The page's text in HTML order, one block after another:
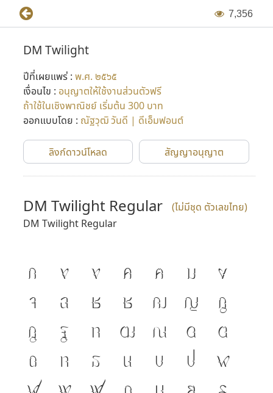
7,356
DM Twilight
ปีที่เผยแพร่ : พ.ศ. ๒๕๖๕
เงื่อนไข : อนุญาตให้ใช้งานส่วนตัวฟรี
ถ้าใช้ในเชิงพาณิชย์ เริ่มต้น 300 บาท
ออกแบบโดย : ณัฐวุฒิ วันดี | ดีเอ็มฟอนต์
ลิงก์ดาวน์โหลด สัญญาอนุญาต
DM Twilight Regular
(ไม่มีชุด ตัวเลขไทย)
DM Twilight Regular
ก ข ฃ ค ฅ ฆ
ง
จ
ฉ ช ซ ฌ ญ
ฎ
ฏ
ฐ ฑ ฒ ณ ด
ต
ถ
ท ธ น บ ป
ผ